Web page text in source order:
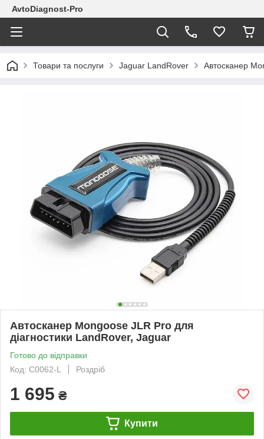
AvtoDiagnost-Pro
Товари та послуги Jaguar LandRover Автосканер
Автосканер Mongoose JLR Pro для
діагностики LandRover, Jaguar
Готово до відправки
Код: C0062-L
Роздріб
1 695 ₴
Купити